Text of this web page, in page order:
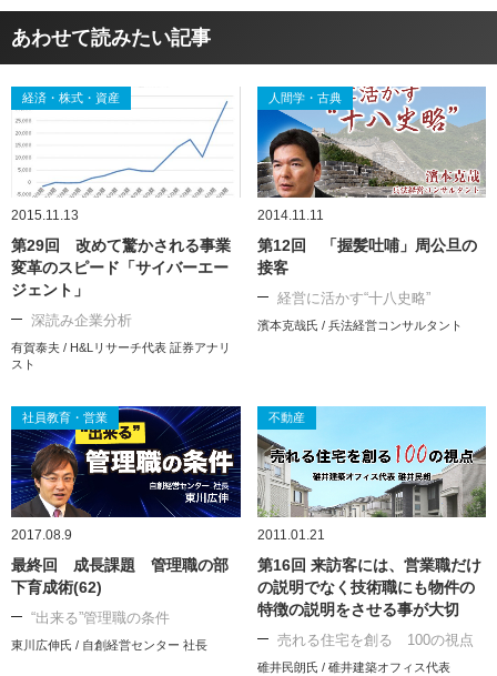
あわせて読みたい記事
経済・株式・資産
2015.11.13
第29回 改めて驚かされる事業
変革のスピード「サイバーエー
ジェント」
深読み企業分析
有賀泰夫 / H&Lリサーチ代表 証券アナリ
スト
人間学・古典
2014.11.11
第12回 「握髪吐哺」周公旦の
接客
経営に活かす“十八史略”
濱本克哉氏 / 兵法経営コンサルタント
社員教育・営業
2017.08.9
最終回 成長課題 管理職の部
下育成術(62)
“出来る”管理職の条件
東川広伸氏 / 自創経営センター 社長
不動産
2011.01.21
第16回 来訪客には、営業職だけ
の説明でなく技術職にも物件の
特徴の説明をさせる事が大切
売れる住宅を創る 100の視点
碓井民朗氏 / 碓井建築オフィス代表